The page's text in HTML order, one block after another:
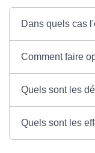
Dans quels cas
Comment faire
Quels sont les
Quels sont les